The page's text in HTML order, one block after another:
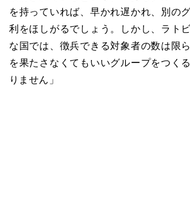
を持っていれば、早かれ遅かれ、別の
利をほしがるでしょう。しかし、ラト
な国では、徴兵できる対象者の数は限
を果たさなくてもいいグループをつく
りません」